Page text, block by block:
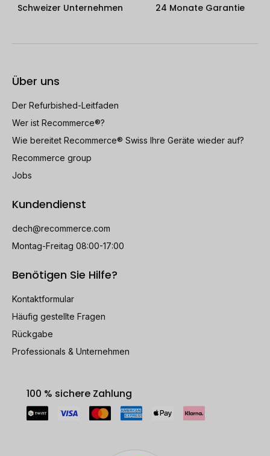
Schweizer Unternehmen 24 Monate Garantie
Über uns
Der Refurbished-Leitfaden
Wer ist Recommerce®?
Wie bereitet Recommerce® Swiss Ihre Geräte wieder auf?
Recommerce group
Jobs
Kundendienst
dech@recommerce.com
Montag-Freitag 08:00-17:00
Benötigen Sie Hilfe?
Kontaktformular
Häufig gestellte Fragen
Rückgabe
Professionals & Unternehmen
100 % sichere Zahlung